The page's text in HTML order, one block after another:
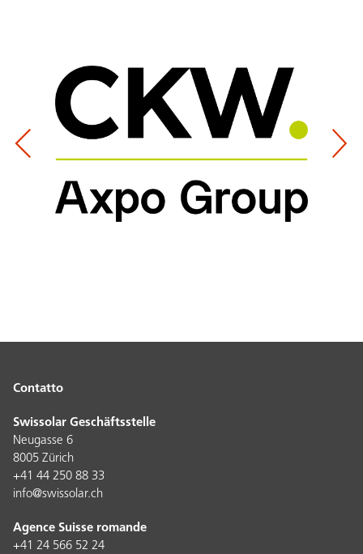
Contatto
Swissolar Geschäftsstelle
Neugasse 6
8005 Zürich
+41 44 250 88 33
info@swissolar.ch
Agence Suisse romande
+41 24 566 52 24